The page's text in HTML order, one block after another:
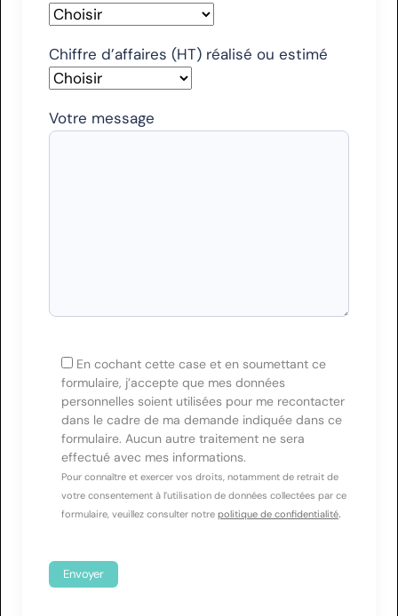
Chiffre d’affaires (HT) réalisé ou estimé
Votre message
En cochant cette case et en soumettant ce
formulaire, j’accepte que mes données
personnelles soient utilisées pour me recontacter
dans le cadre de ma demande indiquée dans ce
formulaire. Aucun autre traitement ne sera
effectué avec mes informations.
Pour connaître et exercer vos droits, notamment de retrait de
votre consentement à l’utilisation de données collectées par ce
formulaire, veuillez consulter notre politique de confidentialité.